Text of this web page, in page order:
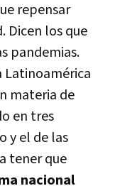
repensar
Dicen los que
pandemias.
Latinoamérica
materia de
en tres
y el de las
tener que
nacional